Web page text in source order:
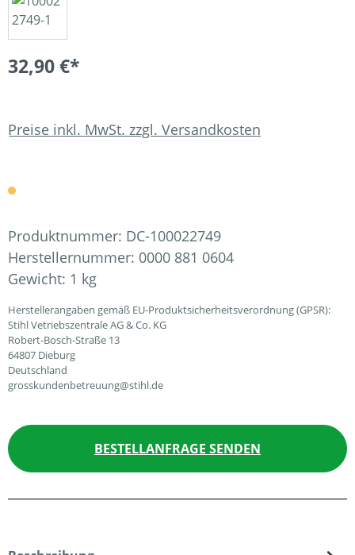
32,90 €*
Preise inkl. MwSt. zzgl. Versandkosten
Produktnummer: DC-100022749
Herstellernummer: 0000 881 0604
Gewicht: 1 kg
Herstellerangaben gemäß EU-Produktsicherheitsverordnung (GPSR):
Stihl Vetriebszentrale AG & Co. KG
Robert-Bosch-Straße 13
64807 Dieburg
Deutschland
grosskundenbetreuung@stihl.de
BESTELLANFRAGE SENDEN